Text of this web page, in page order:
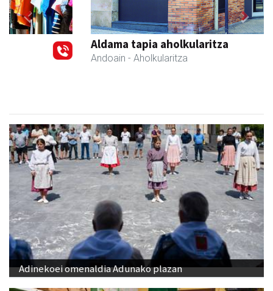
Aldama tapia aholkularitza
- Aholkularitza
Previous Next
Adinekoei omenaldia Adunako plazan